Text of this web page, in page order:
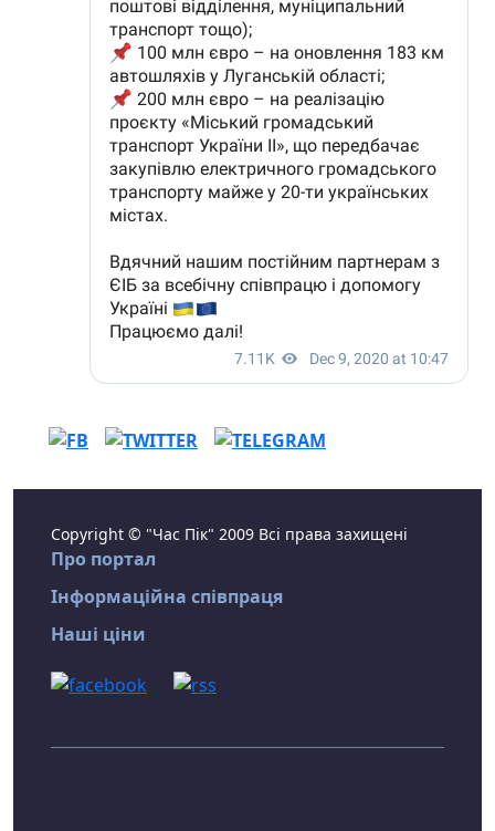
Copyright © "Час Пік" 2009 Всі права захищені
Про портал
Інформаційна співпраця
Наші ціни